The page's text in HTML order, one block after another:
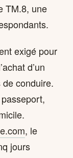
TM.8, une
exigé pour
d’un
de conduire.
, le
jours